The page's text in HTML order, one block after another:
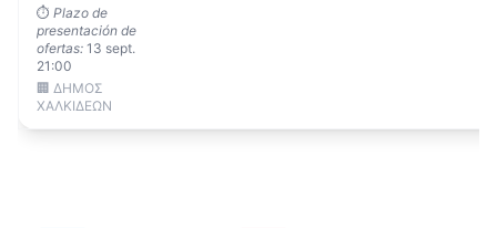
⏱️ Plazo de
presentación de
ofertas: 13 sept.
21:00
🏢 ΔΗΜΟΣ
ΧΑΛΚΙΔΕΩΝ